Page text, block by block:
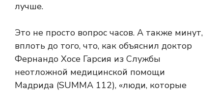
лучше.
Это не просто вопрос часов. А также минут,
вплоть до того, что, как объяснил доктор
Фернандо Хосе Гарсия из Службы
неотложной медицинской помощи
Мадрида (SUMMA 112), «люди, которые